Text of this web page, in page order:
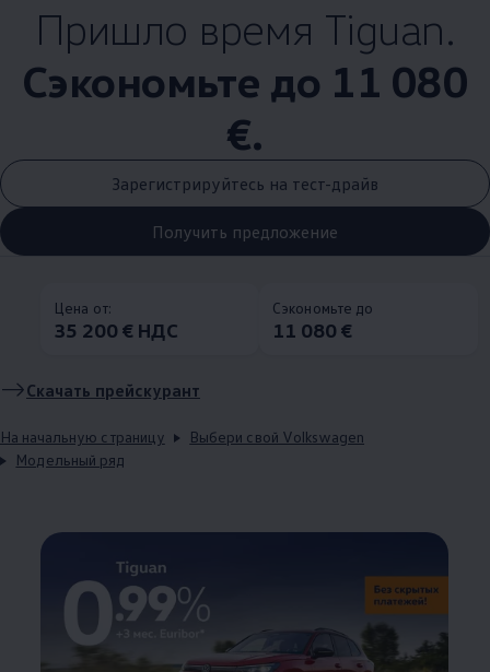
Пришло время Tiguan.
Сэкономьте до 11 080
€.
Зарегистрируйтесь на тест-драйв
Получить предложение
Цена от:
35 200 € НДС
Сэкономьте до
11 080 €
Скачать прейскурант
На начальную страницу
Выбери свой Volkswagen
Модельный ряд